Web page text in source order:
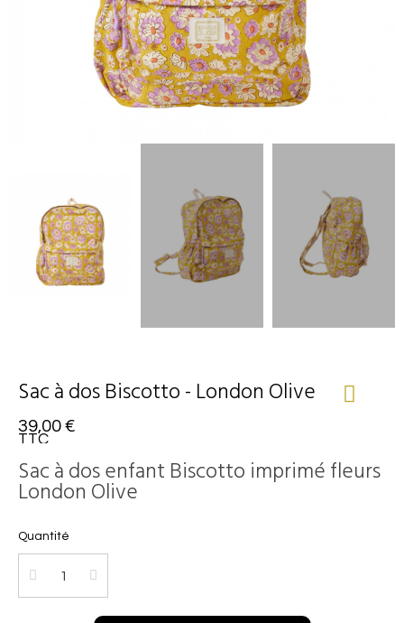
Sac à dos Biscotto - London Olive
39,00 €
TTC
Sac à dos enfant Biscotto imprimé fleurs
London Olive
Quantité